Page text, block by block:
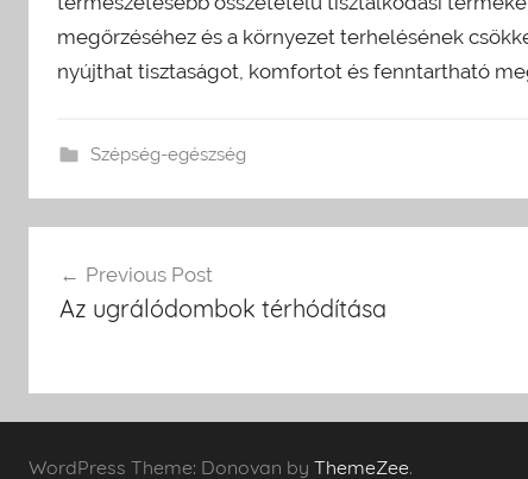
megőrzéséhez és a környezet terhelésének
nyújthat tisztaságot, komfortot és fenntartható
Szépség-egészség
Bejegyzés
navigáció
Previous Post
Az ugrálódombok térhódítása
WordPress Theme: Donovan by ThemeZee.